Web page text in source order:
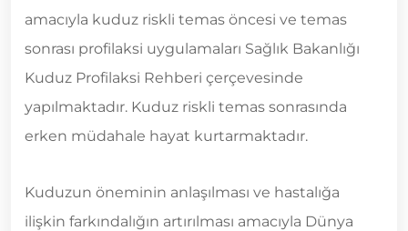
amacıyla kuduz riskli temas öncesi ve temas
sonrası profilaksi uygulamaları Sağlık Bakanlığı
Kuduz Profilaksi Rehberi çerçevesinde
yapılmaktadır. Kuduz riskli temas sonrasında
erken müdahale hayat kurtarmaktadır.
Kuduzun öneminin anlaşılması ve hastalığa
ilişkin farkındalığın artırılması amacıyla Dünya